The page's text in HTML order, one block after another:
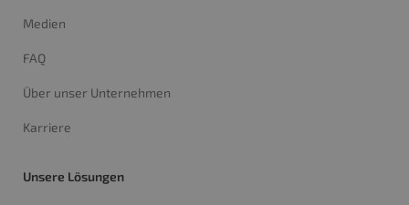
Medien
FAQ
Über unser Unternehmen
Karriere
Unsere Lösungen